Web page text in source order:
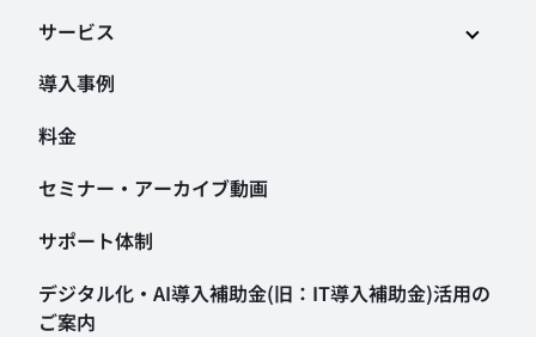
導入事例
料金
セミナー・アーカイブ動画
サポート体制
デジタル化・AI導入補助金(旧：IT導入補助金)活用の
ご案内
サービス